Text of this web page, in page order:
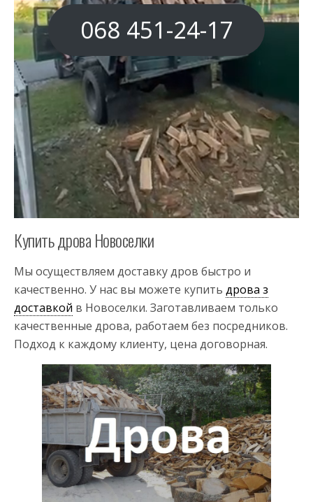
068 451-24-17
Купить дрова Новоселки
Мы осуществляем доставку дров быстро и
качественно. У нас вы можете купить дрова з
доставкой в Новоселки. Заготавливаем только
качественные дрова, работаем без посредников.
Подход к каждому клиенту, цена договорная.